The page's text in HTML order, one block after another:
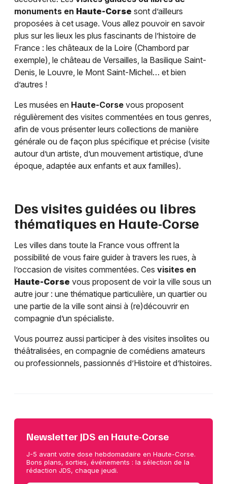
monuments en Haute-Corse sont d’ailleurs
proposées à cet usage. Vous allez pouvoir en savoir
plus sur les lieux les plus fascinants de l’histoire de
France : les châteaux de la Loire (Chambord par
exemple), le château de Versailles, la Basilique Saint-
Denis, le Louvre, le Mont Saint-Michel… et bien
d’autres !
Les musées en Haute-Corse vous proposent
régulièrement des visites commentées en tous genres,
afin de vous présenter leurs collections de manière
générale ou de façon plus spécifique et précise (visite
autour d’un artiste, d’un mouvement artistique, d’une
époque, adaptée aux enfants et aux familles).
Des visites guidées ou libres
thématiques en Haute-Corse
Les villes dans toute la France vous offrent la
possibilité de vous faire guider à travers les rues, à
l’occasion de visites commentées. Ces visites en
Haute-Corse vous proposent de voir la ville sous un
autre jour : une thématique particulière, un quartier ou
une partie de la ville sont ainsi à (re)découvrir en
compagnie d’un spécialiste.
Vous pourrez aussi participer à des visites insolites ou
théâtralisées, en compagnie de comédiens amateurs
ou professionnels, passionnés d’Histoire et d’histoires.
Newsletter JDS en Haute-Corse
J-5 avant votre dose hebdomadaire en Haute-Corse.
Bons plans, sorties, événements : la sélection de la
rédaction JDS, chaque jeudi.